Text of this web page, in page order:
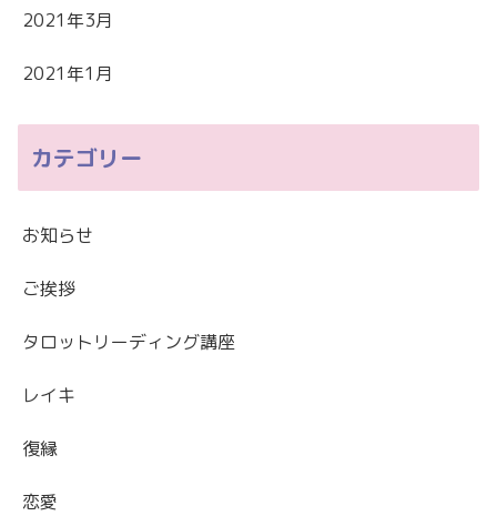
2021年3月
2021年1月
カテゴリー
お知らせ
ご挨拶
タロットリーディング講座
レイキ
復縁
恋愛